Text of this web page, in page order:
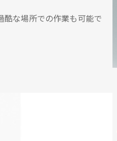
な場所での作業も可能で